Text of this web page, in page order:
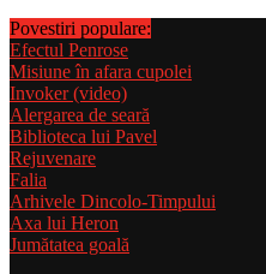
Povestiri populare:
Efectul Penrose
Misiune în afara cupolei
Invoker (video)
Alergarea de seară
Biblioteca lui Pavel
Rejuvenare
Falia
Arhivele Dincolo-Timpului
Axa lui Heron
Jumătatea goală